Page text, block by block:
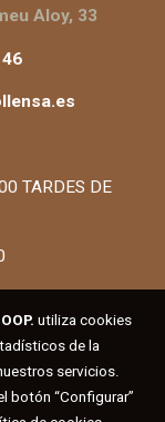
Aloy, 33
TARDES DE
utiliza cookies
de la
servicios.
botón “Configurar”